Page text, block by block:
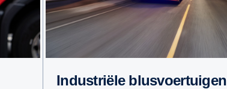
Industriële blusvoertuigen